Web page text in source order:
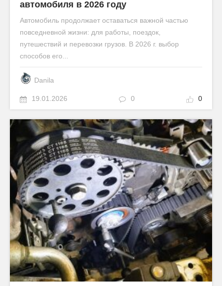
автомобиля в 2026 году
Автомобиль продолжает оставаться важной частью
повседневной жизни: для работы, поездок,
путешествий и перевозки грузов. В 2026 г. выбор
способов его...
Danila
19.01.2026 0 0